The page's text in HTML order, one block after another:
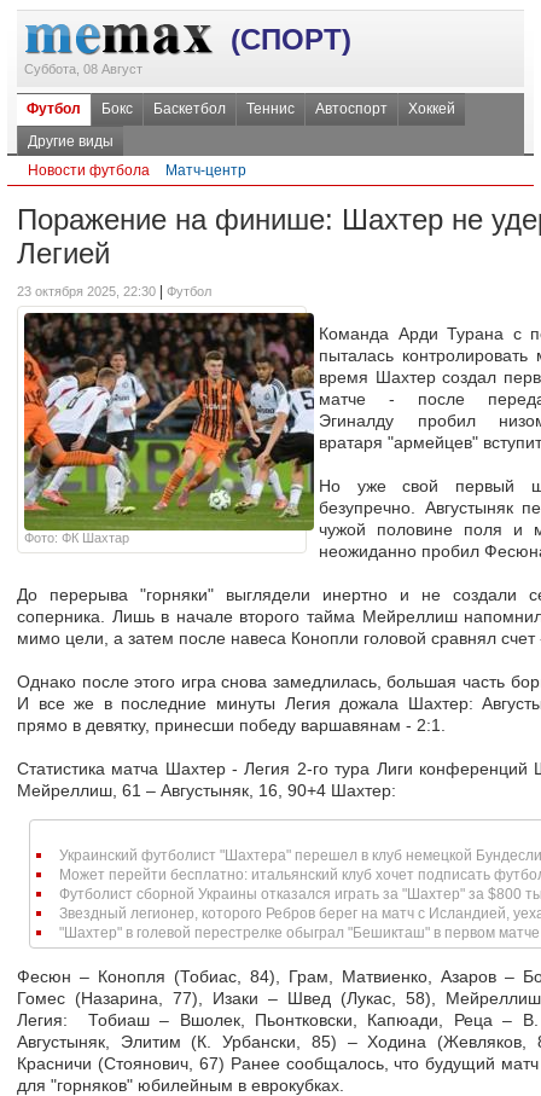
(СПОРТ)
Суббота, 08 Август
Футбол Бокс Баскетбол Теннис Автоспорт
Хоккей
Другие виды
Новости футбола
Матч-центр
Поражение на финише: Шахтер не
Легией
23 октября 2025, 22:30 Футбол
Фото: ФК Шахтар
Команда Арди Турана с
пыталась
время Шахтер создал
матче - после
Эгиналду пробил
вратаря "армейцев"
Но уже свой первый
безупречно. Августыняк
чужой половине поля и
неожиданно пробил
До перерыва "горняки" выглядели инертно и не создали
соперника. Лишь в начале второго тайма Мейреллиш
мимо цели, а затем после навеса Конопли головой сравнял счет
Однако после этого игра снова замедлилась, большая часть
И все же в последние минуты Легия дожала Шахтер:
прямо в девятку, принесши победу варшавянам - 2:1.
Статистика матча Шахтер - Легия 2-го тура Лиги
Мейреллиш, 61 – Августыняк, 16, 90+4 Шахтер:
Украинский футболист "Шахтера" перешел в клуб немецкой
Может перейти бесплатно: итальянский клуб хочет подписать
Футболист сборной Украины отказался играть за "Шахтер" за $800
Звездный легионер, которого Ребров берег на матч с Исландией,
"Шахтер" в голевой перестрелке обыграл "Бешикташ" в первом
Фесюн – Конопля (Тобиас, 84), Грам, Матвиенко, Азаров –
Гомес (Назарина, 77), Изаки – Швед (Лукас, 58),
Легия: Тобиаш – Вшолек, Пьонтковски, Капюади, Реца – В.
Августыняк, Элитим (К. Урбански, 85) – Ходина (Жевляков,
Красничи (Стоянович, 67) Ранее сообщалось, что будущий
для "горняков" юбилейным в еврокубках.